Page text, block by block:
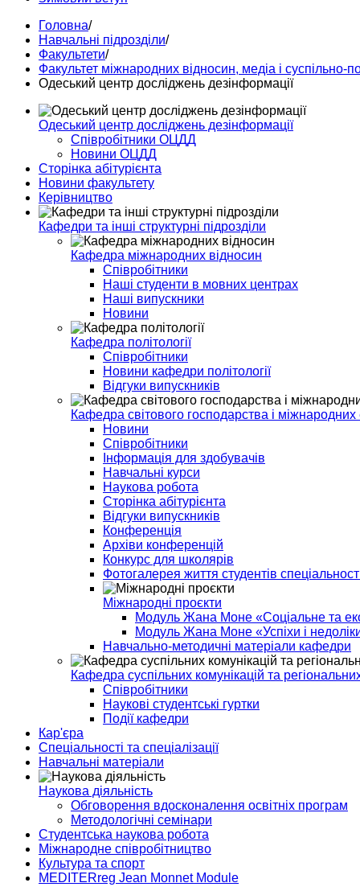
Головна/
Навчальні підрозділи/
Факультети/
Факультет міжнародних відносин, медіа і суспільно-
Одеський центр досліджень дезінформації
Одеський центр досліджень дезінформації
Співробітники ОЦДД
Новини ОЦДД
Сторінка абітурієнта
Новини факультету
Керівництво
Кафедри та інші структурні підрозділи
Кафедра міжнародних відносин
Співробітники
Наші студенти в мовних центрах
Наші випускники
Новини
Кафедра політології
Співробітники
Новини кафедри політології
Відгуки випускників
Кафедра світового господарства і
Новини
Співробітники
Інформація для здобувачів
Навчальні курси
Наукова робота
Сторінка абітурієнта
Відгуки випускників
Конференція
Архіви конференцій
Конкурс для школярів
Фотогалерея життя студентів
Міжнародні проєкти
Модуль Жана Моне «Соціальне та
Модуль Жана Моне «Успіхи і
Навчально-методичні матеріали кафедри
Кафедра суспільних комунікацій та
Співробітники
Наукові студентські гуртки
Події кафедри
Кар'єра
Спеціальності та спеціалізації
Навчальні матеріали
Наукова діяльність
Обговорення вдосконалення освітніх програм
Методологічні семінари
Студентська наукова робота
Міжнародне співробітництво
Культура та спорт
MEDITERreg Jean Monnet Module